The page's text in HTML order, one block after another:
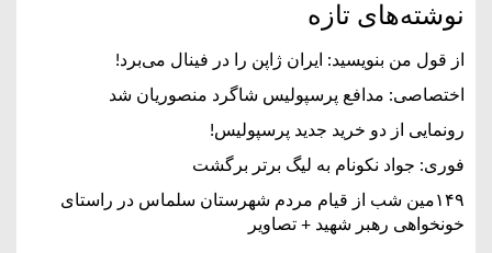
نوشته‌های تازه
از قول من بنویسید: ایران ژاپن را در فینال می‌برد!
اختصاصی: مدافع پرسپولیس شاگرد منصوریان شد
رونمایی از دو خرید جدید پرسپولیس!
فوری: جواد نکونام به لیگ برتر برگشت
۱۴۹مین شب از قیام مردم شهرستان سلماس در راستای
خونخواهی رهبر شهید + تصاویر